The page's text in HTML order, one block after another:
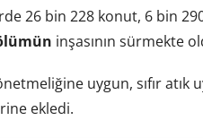
26 bin 228 konut, 6 bin
inşasının sürmekte
uygun, sıfır atık
ekledi.